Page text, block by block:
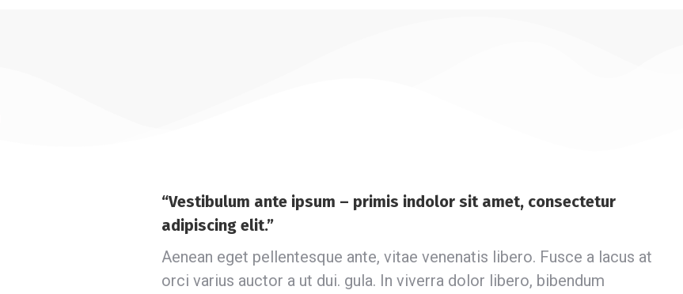
“Vestibulum ante ipsum – primis indolor sit amet, consectetur
adipiscing elit.”
Aenean eget pellentesque ante, vitae venenatis libero. Fusce a lacus at
orci varius auctor a ut dui. gula. In viverra dolor libero, bibendum